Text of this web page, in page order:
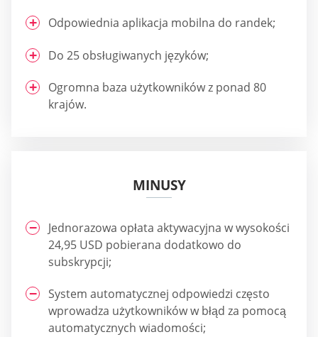
Odpowiednia aplikacja mobilna do randek;
Do 25 obsługiwanych języków;
Ogromna baza użytkowników z ponad 80
krajów.
MINUSY
Jednorazowa opłata aktywacyjna w wysokości
24,95 USD pobierana dodatkowo do
subskrypcji;
System automatycznej odpowiedzi często
wprowadza użytkowników w błąd za pomocą
automatycznych wiadomości;